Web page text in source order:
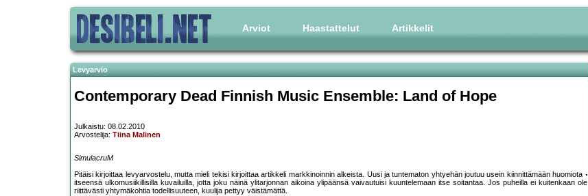
Arviot Haastattelut Artikkelit
Levyarvio
Contemporary Dead Finnish Music Ensemble: Land of Hope
Julkaistu: 08.02.2010
Arvostelija: Tiina Malinen
SimulacruM
Pitäisi kirjoittaa levyarvostelu, mutta mieli tekisi kirjoittaa artikkeli markkinoinnin alkeista. Uusi ja tuntematon yhtyehän joutuu usein kiinnittämään huomiota
itseensä ulkomusiikillisilla kuvailuilla, jotta joku näinä ylitarjonnan aikoina ylipäänsä vaivautuisi kuuntelemaan itse soitantaa. Jos puheilla ei kuitenkaan ole
riittävästi yhtymäkohtia todellisuuteen, kuulija pettyy väistämättä.